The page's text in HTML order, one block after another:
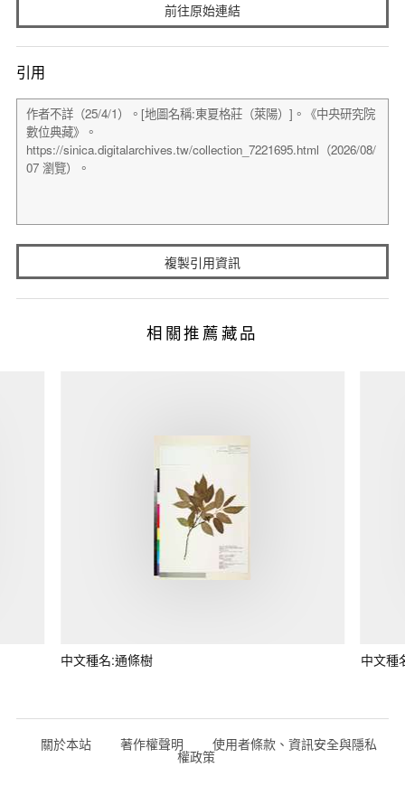
前往原始連結
引用
複製引用資訊
相關推薦藏品
中文種名:通條樹 中文種
關於本站 著作權聲明 使用者條款、資訊安全與隱私
權政策